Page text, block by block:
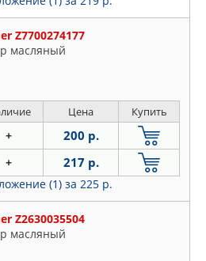
Z7700274177
масляный
Цена Купить
+ 200 р.
+ 217 р.
(1) за 225 р.
Z2630035504
масляный